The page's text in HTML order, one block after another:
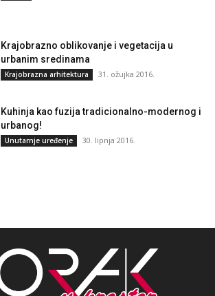
Krajobrazno oblikovanje i vegetacija u
urbanim sredinama
Krajobrazna arhitektura 31. ožujka 2016.
Kuhinja kao fuzija tradicionalno-modernog i
urbanog!
Unutarnje uređenje 30. lipnja 2016.